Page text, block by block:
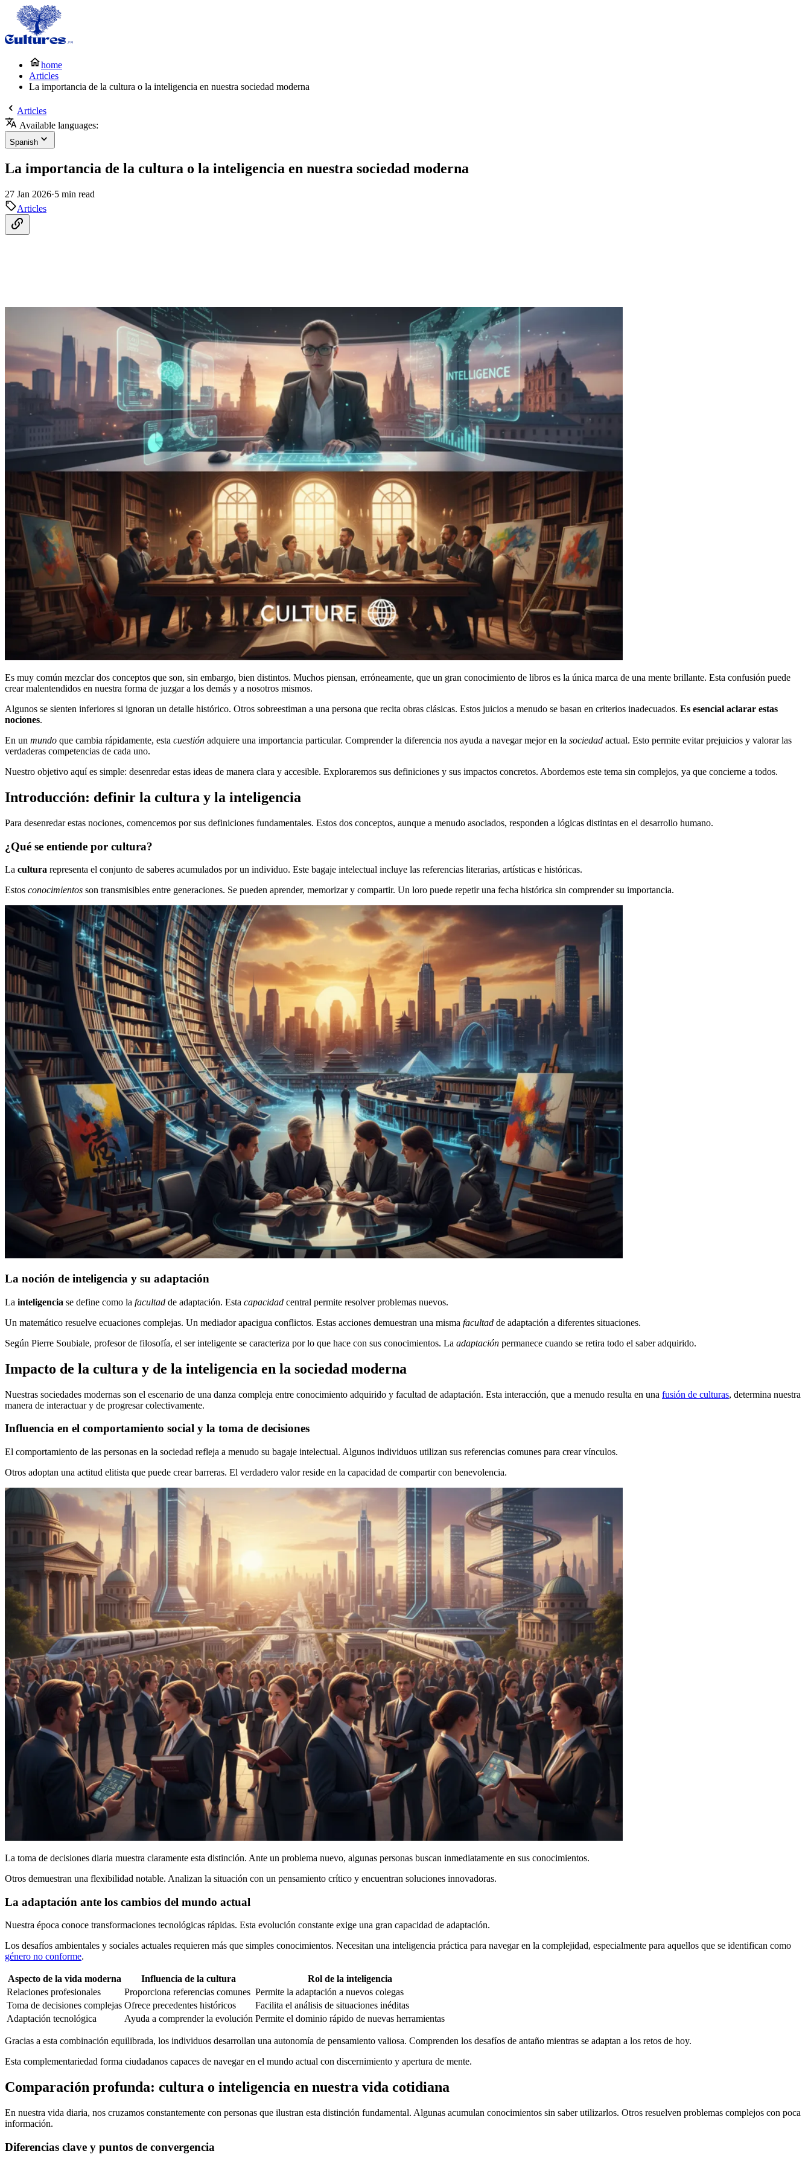
home
Articles
La importancia de la cultura o la inteligencia en nuestra sociedad moderna
Articles
Available languages:
Spanish
La importancia de la cultura o la inteligencia en nuestra sociedad moderna
27 Jan 2026·5 min read
Articles
Es muy común mezclar dos conceptos que son, sin embargo, bien distintos. Muchos piensan, erróneamente, que un gran conocimiento de libros es la única marca de una mente brillante. Esta confusión puede
crear malentendidos en nuestra forma de juzgar a los demás y a nosotros mismos.
Algunos se sienten inferiores si ignoran un detalle histórico. Otros sobreestiman a una persona que recita obras clásicas. Estos juicios a menudo se basan en criterios inadecuados. Es esencial aclarar estas
nociones.
En un mundo que cambia rápidamente, esta cuestión adquiere una importancia particular. Comprender la diferencia nos ayuda a navegar mejor en la sociedad actual. Esto permite evitar prejuicios y valorar las
verdaderas competencias de cada uno.
Nuestro objetivo aquí es simple: desenredar estas ideas de manera clara y accesible. Exploraremos sus definiciones y sus impactos concretos. Abordemos este tema sin complejos, ya que concierne a todos.
Introducción: definir la cultura y la inteligencia
Para desenredar estas nociones, comencemos por sus definiciones fundamentales. Estos dos conceptos, aunque a menudo asociados, responden a lógicas distintas en el desarrollo humano.
¿Qué se entiende por cultura?
La cultura representa el conjunto de saberes acumulados por un individuo. Este bagaje intelectual incluye las referencias literarias, artísticas e históricas.
Estos conocimientos son transmisibles entre generaciones. Se pueden aprender, memorizar y compartir. Un loro puede repetir una fecha histórica sin comprender su importancia.
La noción de inteligencia y su adaptación
La inteligencia se define como la facultad de adaptación. Esta capacidad central permite resolver problemas nuevos.
Un matemático resuelve ecuaciones complejas. Un mediador apacigua conflictos. Estas acciones demuestran una misma facultad de adaptación a diferentes situaciones.
Según Pierre Soubiale, profesor de filosofía, el ser inteligente se caracteriza por lo que hace con sus conocimientos. La adaptación permanece cuando se retira todo el saber adquirido.
Impacto de la cultura y de la inteligencia en la sociedad moderna
Nuestras sociedades modernas son el escenario de una danza compleja entre conocimiento adquirido y facultad de adaptación. Esta interacción, que a menudo resulta en una fusión de culturas, determina nuestra
manera de interactuar y de progresar colectivamente.
Influencia en el comportamiento social y la toma de decisiones
El comportamiento de las personas en la sociedad refleja a menudo su bagaje intelectual. Algunos individuos utilizan sus referencias comunes para crear vínculos.
Otros adoptan una actitud elitista que puede crear barreras. El verdadero valor reside en la capacidad de compartir con benevolencia.
La toma de decisiones diaria muestra claramente esta distinción. Ante un problema nuevo, algunas personas buscan inmediatamente en sus conocimientos.
Otros demuestran una flexibilidad notable. Analizan la situación con un pensamiento crítico y encuentran soluciones innovadoras.
La adaptación ante los cambios del mundo actual
Nuestra época conoce transformaciones tecnológicas rápidas. Esta evolución constante exige una gran capacidad de adaptación.
Los desafíos ambientales y sociales actuales requieren más que simples conocimientos. Necesitan una inteligencia práctica para navegar en la complejidad, especialmente para aquellos que se identifican como
género no conforme.
Aspecto de la vida moderna Influencia de la cultura
Rol de la inteligencia
Relaciones profesionales
Proporciona referencias comunes Permite la adaptación a nuevos colegas
Toma de decisiones complejas Ofrece precedentes históricos
Facilita el análisis de situaciones inéditas
Adaptación tecnológica
Ayuda a comprender la evolución Permite el dominio rápido de nuevas herramientas
Gracias a esta combinación equilibrada, los individuos desarrollan una autonomía de pensamiento valiosa. Comprenden los desafíos de antaño mientras se adaptan a los retos de hoy.
Esta complementariedad forma ciudadanos capaces de navegar en el mundo actual con discernimiento y apertura de mente.
Comparación profunda: cultura o inteligencia en nuestra vida cotidiana
En nuestra vida diaria, nos cruzamos constantemente con personas que ilustran esta distinción fundamental. Algunas acumulan conocimientos sin saber utilizarlos. Otros resuelven problemas complejos con poca
información.
Diferencias clave y puntos de convergencia